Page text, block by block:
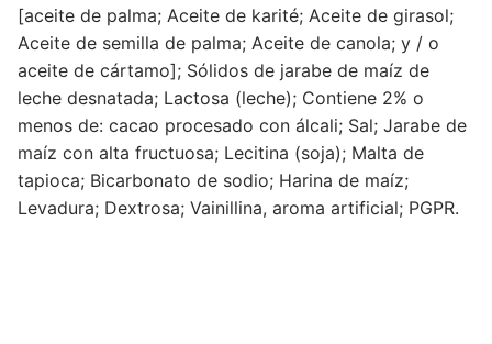
[aceite de palma; Aceite de karité; Aceite de girasol;
Aceite de semilla de palma; Aceite de canola; y / o
aceite de cártamo]; Sólidos de jarabe de maíz de
leche desnatada; Lactosa (leche); Contiene 2% o
menos de: cacao procesado con álcali; Sal; Jarabe de
maíz con alta fructuosa; Lecitina (soja); Malta de
tapioca; Bicarbonato de sodio; Harina de maíz;
Levadura; Dextrosa; Vainillina, aroma artificial; PGPR.